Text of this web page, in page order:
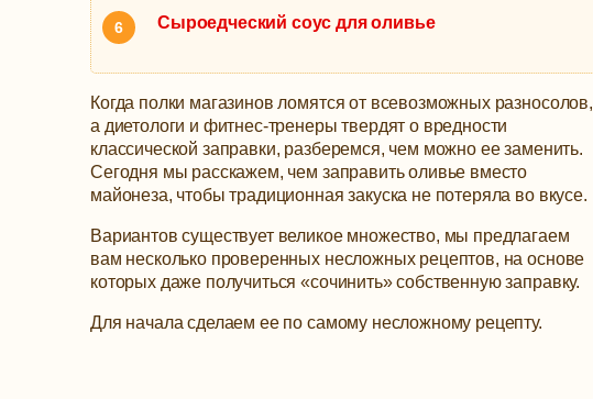
Сыроедческий соус для оливье
Когда полки магазинов ломятся от всевозможных разносолов,
а диетологи и фитнес-тренеры твердят о вредности
классической заправки, разберемся, чем можно ее заменить.
Сегодня мы расскажем, чем заправить оливье вместо
майонеза, чтобы традиционная закуска не потеряла во вкусе.
Вариантов существует великое множество, мы предлагаем
вам несколько проверенных несложных рецептов, на основе
которых даже получиться «сочинить» собственную заправку.
Для начала сделаем ее по самому несложному рецепту.